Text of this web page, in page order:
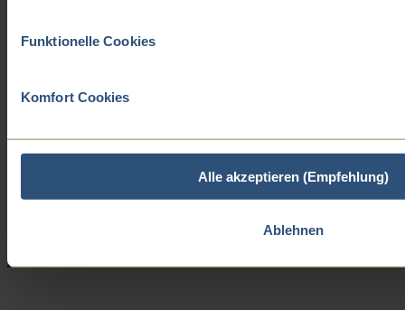
Funktionelle Cookies
Komfort Cookies
Alle akzeptieren (Empfehlung)
Ablehnen